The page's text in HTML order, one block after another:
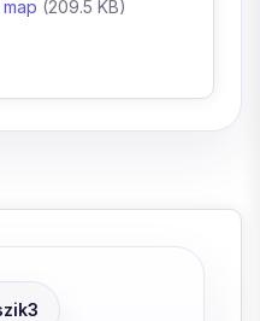
(209.5 KB)
3